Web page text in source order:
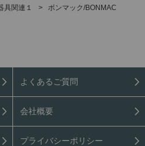
具関連１ > ボンマック/BONMAC
よくあるご質問
会社概要
プライバシーポリシー